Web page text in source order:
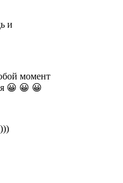
и
момент
😀 😀 😀